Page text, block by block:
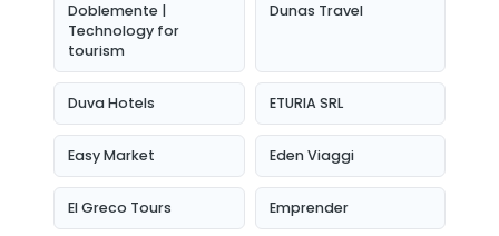
Doblemente |
Technology for
tourism
Dunas Travel
Duva Hotels ETURIA SRL
Easy Market Eden Viaggi
El Greco Tours Emprender